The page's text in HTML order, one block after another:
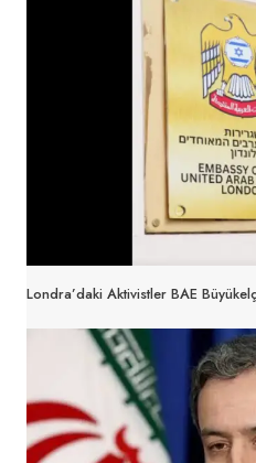
Londra’daki Aktivistler BAE